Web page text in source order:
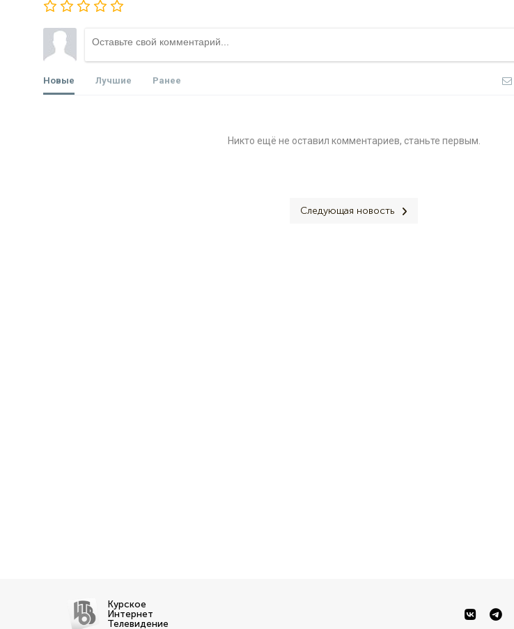
Новые Лучшие Ранее
Никто ещё не оставил комментариев, станьте первым.
Следующая новость
Курское
Интернет
Телевидение